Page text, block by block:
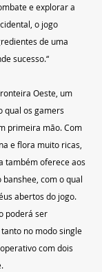
e explorar a
o jogo
de uma
sucesso.“
Oeste, um
qual os gamers
primeira mão. Com
e flora muito ricas,
também oferece aos
com o qual
abertos do jogo.
poderá ser
no modo single
com dois